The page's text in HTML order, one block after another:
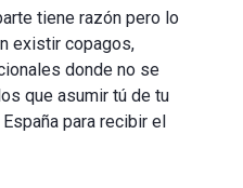
tiene razón pero lo
existir copagos,
donde no se
que asumir tú de tu
para recibir el